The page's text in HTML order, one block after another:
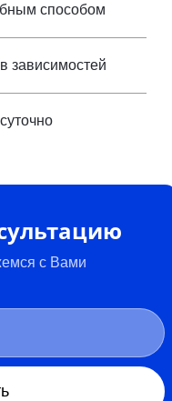
способом
зависимостей
с Вами